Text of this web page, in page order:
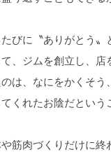
びに〝ありがとう
、ジムを創立し、
は、なにをかくそ
くれたお陰だとい
筋肉づくりだけに